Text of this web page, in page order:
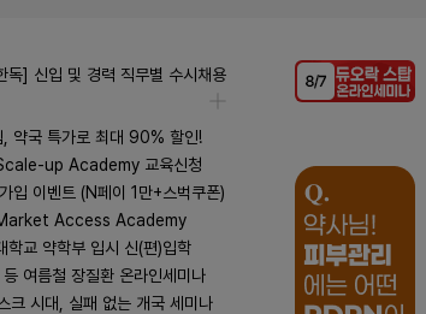
독] 신입 및 경력 직무별 수시채용
, 약국 특가로 최대 90% 할인!
up Academy 교육신청
입 이벤트 (N페이 1만+스벅쿠폰)
Access Academy
학교 약학부 입시 신(편)입학
여름철 장질환 온라인세미나
크 시대, 실패 없는 개국 세미나